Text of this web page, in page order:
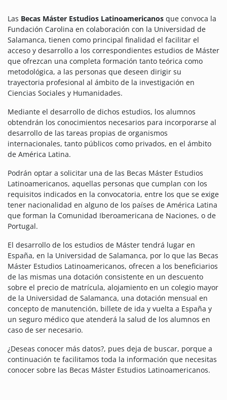
Las Becas Máster Estudios Latinoamericanos que convoca la
Fundación Carolina en colaboración con la Universidad de
Salamanca, tienen como principal finalidad el facilitar el
acceso y desarrollo a los correspondientes estudios de Máster
que ofrezcan una completa formación tanto teórica como
metodológica, a las personas que deseen dirigir su
trayectoria profesional al ámbito de la investigación en
Ciencias Sociales y Humanidades.
Mediante el desarrollo de dichos estudios, los alumnos
obtendrán los conocimientos necesarios para incorporarse al
desarrollo de las tareas propias de organismos
internacionales, tanto públicos como privados, en el ámbito
de América Latina.
Podrán optar a solicitar una de las Becas Máster Estudios
Latinoamericanos, aquellas personas que cumplan con los
requisitos indicados en la convocatoria, entre los que se exige
tener nacionalidad en alguno de los países de América Latina
que forman la Comunidad Iberoamericana de Naciones, o de
Portugal.
El desarrollo de los estudios de Máster tendrá lugar en
España, en la Universidad de Salamanca, por lo que las Becas
Máster Estudios Latinoamericanos, ofrecen a los beneficiarios
de las mismas una dotación consistente en un descuento
sobre el precio de matrícula, alojamiento en un colegio mayor
de la Universidad de Salamanca, una dotación mensual en
concepto de manutención, billete de ida y vuelta a España y
un seguro médico que atenderá la salud de los alumnos en
caso de ser necesario.
¿Deseas conocer más datos?, pues deja de buscar, porque a
continuación te facilitamos toda la información que necesitas
conocer sobre las Becas Máster Estudios Latinoamericanos.